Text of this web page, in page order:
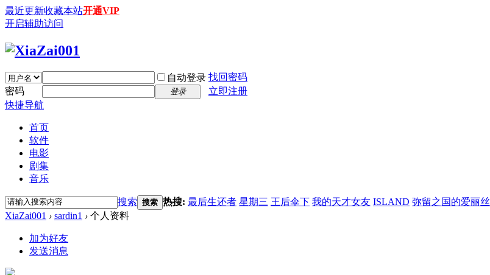
最近更新收藏本站开通VIP
开启辅助访问
自动登录 找回密码
密码
登录
立即注册
快捷导航
首页
软件
电影
剧集
音乐
搜索 搜索 热搜: 最后生还者 星期三 王后伞下 我的天才女友 ISLAND 弥留之国的爱丽丝
XiaZai001 › sardin1 › 个人资料
加为好友
发送消息